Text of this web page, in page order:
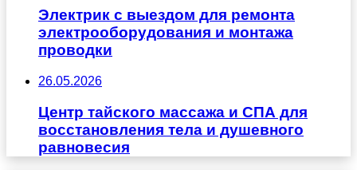
Электрик с выездом для ремонта
электрооборудования и монтажа
проводки
26.05.2026
Центр тайского массажа и СПА для
восстановления тела и душевного
равновесия